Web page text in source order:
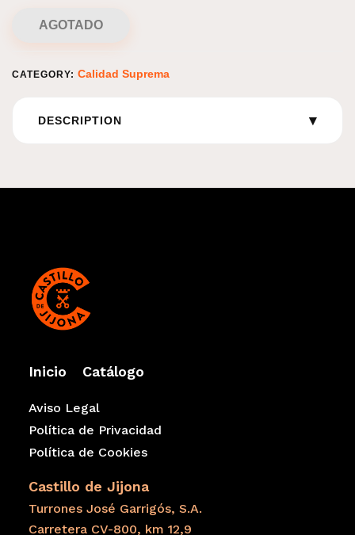
AGOTADO
CATEGORY: Calidad Suprema
DESCRIPTION
▾
Información adicional sobre el Turrón de Yema Tostada con
Nueces Caramelizadas y Canela
Calidad Suprema.
Contiene17% de yema de huevo confitada
Incorpora 19% de nueces caramelizadas
toque de canela.
yema caramelizada.
Elaboración artesanal siguiendo la tradición turronera de
Inicio Catálogo
Aviso Legal
Política de Privacidad
Política de Cookies
Castillo de Jijona
Turrones José Garrigós, S.A.
Carretera CV-800, km 12,9